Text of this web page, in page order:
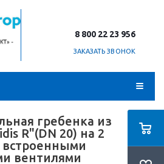
8 800 22 23 956
ЗАКАЗАТЬ ЗВОНОК
гребенка из
R"(DN 20) на 2
встроенными
вентилями